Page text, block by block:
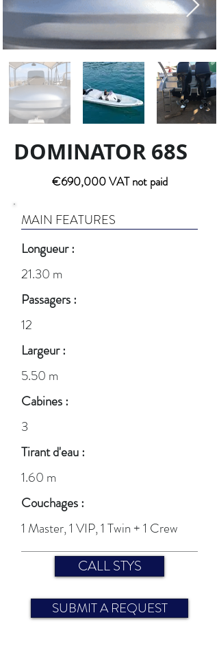
DOMINATOR 68S
€690,000 VAT not paid
MAIN FEATURES
Longueur :
21.30 m
Passagers :
12
Largeur :
5.50 m
Cabines :
3
Tirant d'eau :
1.60 m
Couchages :
1 Master, 1 VIP, 1 Twin + 1 Crew
CALL STYS
SUBMIT A REQUEST